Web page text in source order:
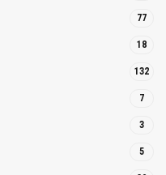
77
18
132
7
3
5